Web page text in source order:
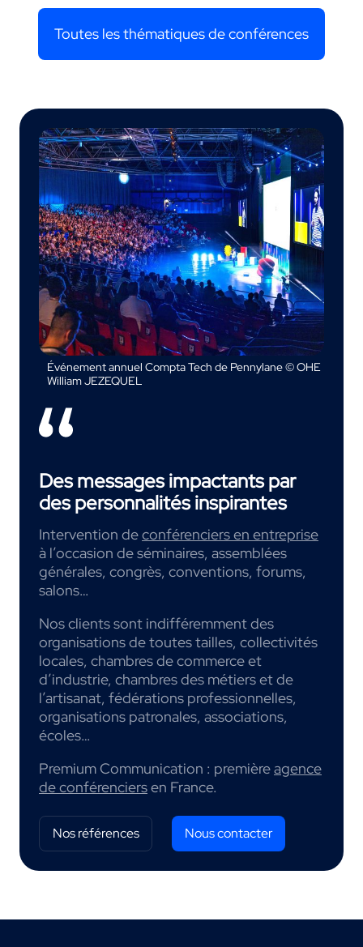
Toutes les thématiques de conférences
Événement annuel Compta Tech de Pennylane © OHE
William JEZEQUEL
Des messages impactants par
des personnalités inspirantes
Intervention deconférenciers en entreprise
à l’occasion de séminaires, assemblées
générales, congrès, conventions, forums,
salons…
Nos clients sont indifféremment des
organisations de toutes tailles, collectivités
locales, chambres de commerce et
d’industrie, chambres des métiers et de
l’artisanat, fédérations professionnelles,
organisations patronales, associations,
écoles…
Premium Communication : premièreagence
de conférenciersen France.
Nos références Nous contacter